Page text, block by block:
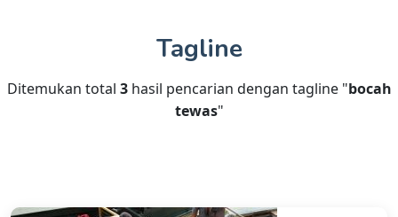
Tagline
Ditemukan total 3hasil pencarian dengan tagline "bocah
tewas"